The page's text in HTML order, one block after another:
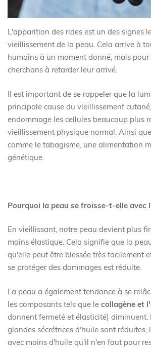
L'apparition des rides est un des signes
vieillissement de la peau. Cela arrive à
humains à un moment donné, mais
cherchons à retarder leur arrivé.
Il est important de se rappeler que la
principale cause du vieillissement
endommage les cellules beaucoup plus
vieillissement physique normal. Ainsi
comme le tabagisme, une alimentation
génétique.
Pourquoi la peau se froisse-t-elle avec
En vieillissant, notre peau devient plus
moins élastique. Cela signifie que la
qu'elle peut être blessée très facilement
se protéger des dommages est réduite.
La peau a également tendance à se
les composants tels que le collagène et
donnent fermeté et élasticité) diminuent.
glandes sécrétrices d'huile sont réduites,
avec moins d'huile qu'il n'en faut pour